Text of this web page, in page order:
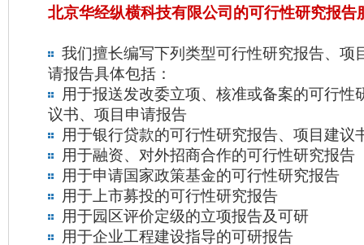
北京华经纵横科技有限公司的可行性研究报告
我们擅长编写下列类型可行性研究报告、项
请报告具体包括：
用于报送发改委立项、核准或备案的可行性
议书、项目申请报告
用于银行贷款的可行性研究报告、项目建议
用于融资、对外招商合作的可行性研究报告
用于申请国家政策基金的可行性研究报告
用于上市募投的可行性研究报告
用于园区评价定级的立项报告及可研
用于企业工程建设指导的可研报告